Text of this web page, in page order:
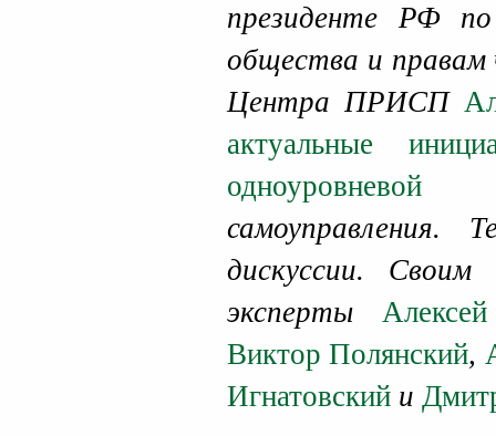
президенте РФ
общества и правам
Центра ПРИСП
актуальные
одноуровневой
самоуправления.
дискуссии. Своим
эксперты
Виктор Полянский,
Игнатовский и